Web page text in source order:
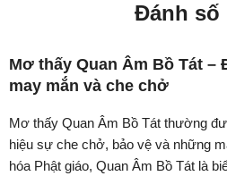
Đánh số
Mơ thấy Quan Âm Bồ Tát –
may mắn và che chở
Mơ thấy Quan Âm Bồ Tát thường
hiệu sự che chở, bảo vệ và những
hóa Phật giáo, Quan Âm Bồ Tát là